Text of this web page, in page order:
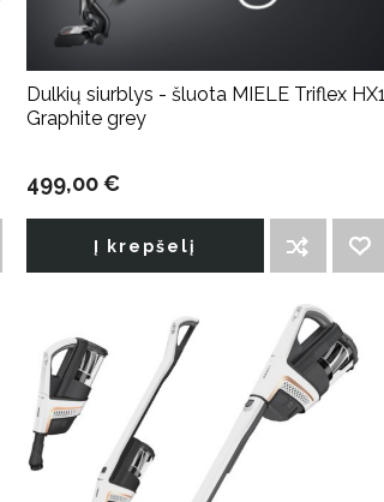
Dulkių siurblys - šluota MIELE Triflex HX1
Graphite grey
499,00 €
Į krepšelį